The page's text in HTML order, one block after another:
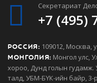
Секретариат
+7 (495)
РОССИЯ: 109012, Москва,
МОНГОЛИЯ: Монгол улс,
хороо, Дунд голын гудамж.
талд, УБМ-БҮК-ийн байр, 3-